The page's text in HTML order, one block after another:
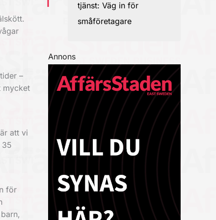
–
mycket
att vi
35
för
tjänst: Väg in för
småföretagare
Annons